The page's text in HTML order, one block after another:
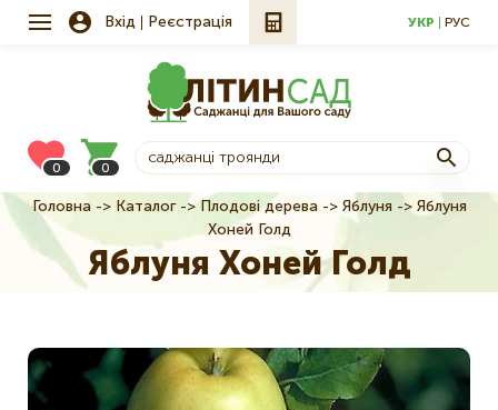
Вхід Реєстрація УКР РУС
0 0
Рядок
навіґації
Головна Каталог Плодові дерева Яблуня
Яблуня
Хоней Голд
Яблуня Хоней Голд